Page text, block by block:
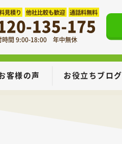
見積り 他社比較も歓迎 通話料無料
135-175
時間 9:00-18:00 年中無休
客様の声 お役立ちブログ